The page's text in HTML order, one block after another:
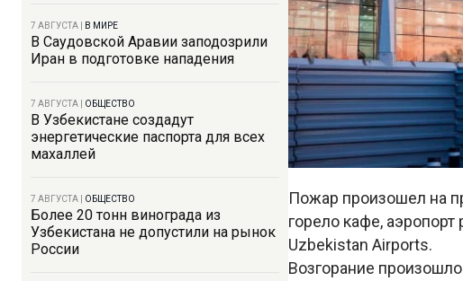
7 АВГУСТА В МИРЕ
В Саудовской Аравии заподозрили
Иран в подготовке нападения
7 АВГУСТА ОБЩЕСТВО
В Узбекистане создадут
энергетические паспорта для всех
махаллей
7 АВГУСТА ОБЩЕСТВО
Более 20 тонн винограда из
Узбекистана не допустили на рынок
России
Пожар произошел на
горело кафе,
Uzbekistan Airports.
Возгорание